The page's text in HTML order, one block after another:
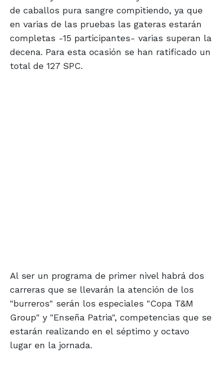
de caballos pura sangre compitiendo, ya que
en varias de las pruebas las gateras estarán
completas -15 participantes- varias superan la
decena. Para esta ocasión se han ratificado un
total de 127 SPC.
Al ser un programa de primer nivel habrá dos
carreras que se llevarán la atención de los
"burreros" serán los especiales "Copa T&M
Group" y "Enseña Patria", competencias que se
estarán realizando en el séptimo y octavo
lugar en la jornada.